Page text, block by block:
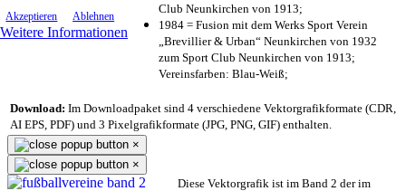
Akzeptieren Ablehnen
Weitere Informationen
Club Neunkirchen von 1913;
1984 = Fusion mit dem Werks Sport Verein
„Brevillier & Urban“ Neunkirchen von 1932
zum Sport Club Neunkirchen von 1913;
Vereinsfarben: Blau-Weiß;
Download: Im Downloadpaket sind 4 verschiedene Vektorgrafikformate (CDR,
AI EPS, PDF) und 3 Pixelgrafikformate (JPG, PNG, GIF) enthalten.
×
×
Diese Vektorgrafik ist im Band 2 der im